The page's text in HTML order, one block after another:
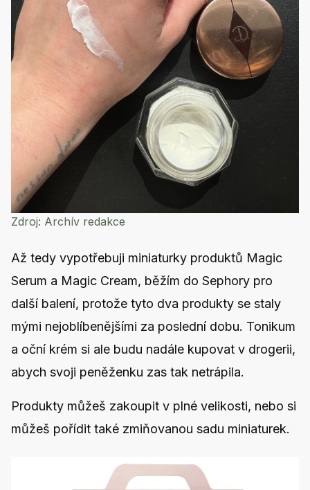
Zdroj: Archív redakce
Až tedy vypotřebuji miniaturky produktů Magic
Serum a Magic Cream, běžím do Sephory pro
další balení, protože tyto dva produkty se staly
mými nejoblíbenějšími za poslední dobu. Tonikum
a oční krém si ale budu nadále kupovat v drogerii,
abych svoji peněženku zas tak netrápila.
Produkty můžeš zakoupit v plné velikosti, nebo si
můžeš pořídit také zmiňovanou sadu miniaturek.